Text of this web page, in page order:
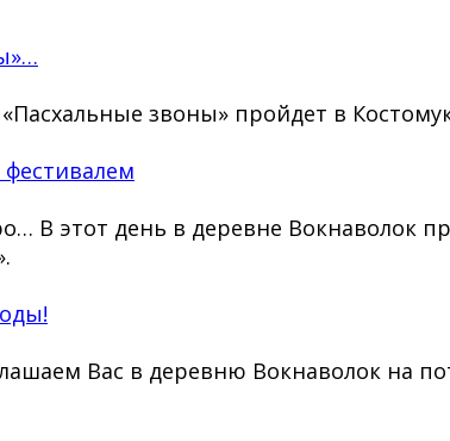
звоны» пройдет в
В этот день в деревне Вокнаволок
Вас в деревню Вокнаволок на